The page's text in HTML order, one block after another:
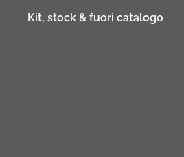
Kit, stock & fuori catalogo